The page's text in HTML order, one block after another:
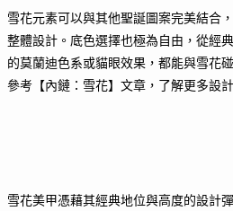
雪花元素可以與其他聖誕圖案完美結合
整體設計。底色選擇也極為自由，從經
的莫蘭迪色系或貓眼效果，都能與雪花
參考【內鏈：雪花】文章，了解更多設
雪花美甲憑藉其經典地位與高度的設計